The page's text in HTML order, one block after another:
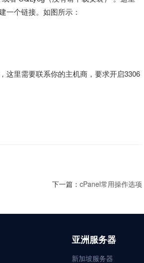
一个链接。如图所示：
这里需要联系你的主机商，要求开启3306
下一篇： cPanel常用操作选项
亚洲服务器
新加坡服务器